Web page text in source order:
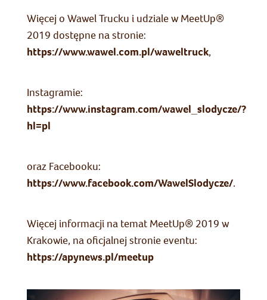
Więcej o Wawel Trucku i udziale w MeetUp®
2019 dostępne na stronie:
https://www.wawel.com.pl/waweltruck,
Instagramie:
https://www.instagram.com/wawel_slodycze/?
hl=pl
oraz Facebooku:
https://www.facebook.com/WawelSlodycze/.
Więcej informacji na temat MeetUp® 2019 w
Krakowie, na oficjalnej stronie eventu:
https://apynews.pl/meetup